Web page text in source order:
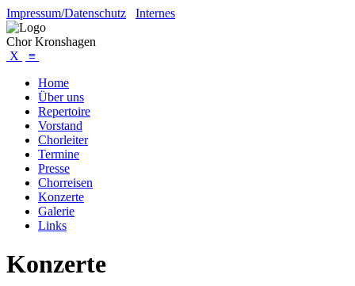
Impressum/Datenschutz Internes
Chor Kronshagen
X
≡
Home
Über uns
Repertoire
Vorstand
Chorleiter
Termine
Presse
Chorreisen
Konzerte
Galerie
Links
Konzerte